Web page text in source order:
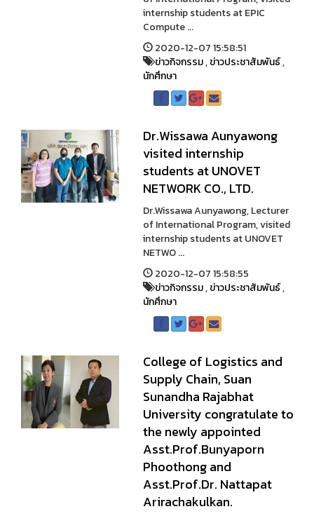
internship students at EPIC
Compute ...
2020-12-07 15:58:51
ข่าวกิจกรรม,ข่าวประชาสัมพันธ์,
นักศึกษา
Dr.Wissawa Aunyawong
visited internship
students at UNOVET
NETWORK CO., LTD.
Dr.Wissawa Aunyawong, Lecturer
of International Program, visited
internship students at UNOVET
NETWO ...
2020-12-07 15:58:55
ข่าวกิจกรรม,ข่าวประชาสัมพันธ์,
นักศึกษา
College of Logistics and
Supply Chain, Suan
Sunandha Rajabhat
University congratulate to
the newly appointed
Asst.Prof.Bunyaporn
Phoothong and
Asst.Prof.Dr. Nattapat
Arirachakulkan.